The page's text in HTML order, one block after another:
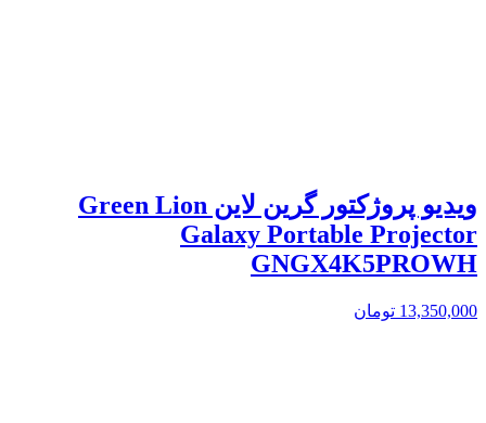
ویدیو پروژکتور گرین لاین Green Lion
Galaxy Portable Projector
GNGX4K5PROWH
13,350,000 تومان